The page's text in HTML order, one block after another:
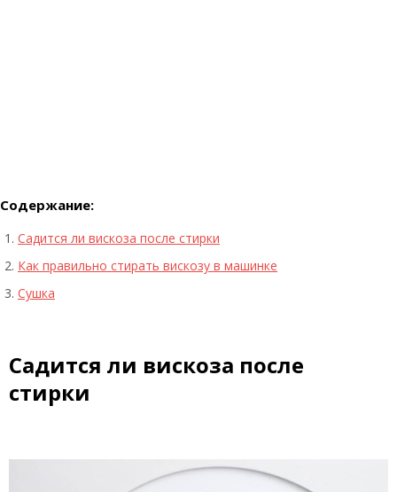
Содержание:
Садится ли вискоза после стирки
Как правильно стирать вискозу в машинке
Сушка
Садится ли вискоза после
стирки